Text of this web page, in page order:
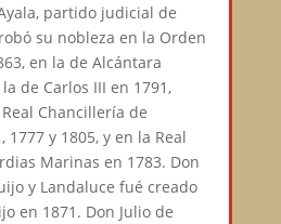
partido judicial de
su nobleza en la Orden
en la de Alcántara
de Carlos III en 1791,
Chancillería de
1777 y 1805, y en la Real
Marinas en 1783. Don
y Landaluce fué creado
en 1871. Don Julio de